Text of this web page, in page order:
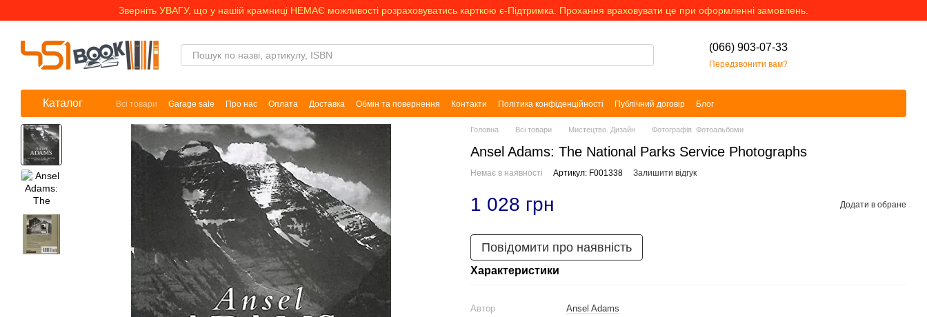
Перейти до основного контентуЗверніть УВАГУ, що у нашій крамниці НЕМАЄ можливості розраховуватись карткою є-Підтримка. Прохання враховувати це при оформленні замовлень.
(066) 903-07-33
Передзвонити вам?
Каталог Всі товари Garage sale Про нас Оплата Доставка Обмін та повернення Контакти Політика конфіденційності Публічний договір Блог
Головна Всі товари Мистецтво. Дизайн Фотографія. Фотоальбоми
Ansel Adams: The National Parks Service Photographs
Немає в наявності Артикул: F001338 Залишити відгук
1 028 грн Додати в обране
Повідомити про наявність
Характеристики
Автор
Ansel Adams